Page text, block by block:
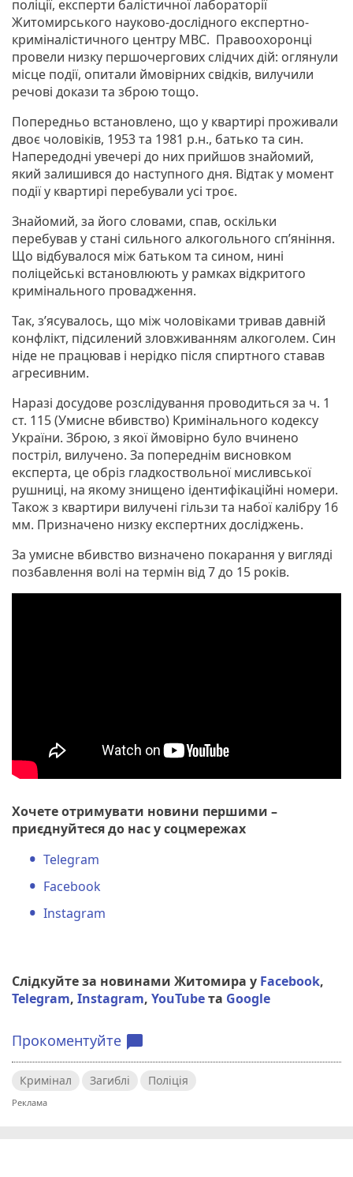
поліції, експерти балістичної лабораторії
Житомирського науково-дослідного експертно-
криміналістичного центру МВС. Правоохоронці
провели низку першочергових слідчих дій: оглянули
місце події, опитали ймовірних свідків, вилучили
речові докази та зброю тощо.
Попередньо встановлено, що у квартирі проживали
двоє чоловіків, 1953 та 1981 р.н., батько та син.
Напередодні увечері до них прийшов знайомий,
який залишився до наступного дня. Відтак у момент
події у квартирі перебували усі троє.
Знайомий, за його словами, спав, оскільки
перебував у стані сильного алкогольного сп’яніння.
Що відбувалося між батьком та сином, нині
поліцейські встановлюють у рамках відкритого
кримінального провадження.
Так, з’ясувалось, що між чоловіками тривав давній
конфлікт, підсилений зловживанням алкоголем. Син
ніде не працював і нерідко після спиртного ставав
агресивним.
Наразі досудове розслідування проводиться за ч. 1
ст. 115 (Умисне вбивство) Кримінального кодексу
України. Зброю, з якої ймовірно було вчинено
постріл, вилучено. За попереднім висновком
експерта, це обріз гладкоствольної мисливської
рушниці, на якому знищено ідентифікаційні номери.
Також з квартири вилучені гільзи та набої калібру 16
мм. Призначено низку експертних досліджень.
За умисне вбивство визначено покарання у вигляді
позбавлення волі на термін від 7 до 15 років.
Хочете отримувати новини першими –
приєднуйтеся до нас у соцмережах
Telegram
Facebook
Instagram
Слідкуйте за новинами Житомира у Facebook,
Telegram, Instagram, YouTubeта Google
Прокоментуйте chat_bubble
Кримінал Загиблі Поліція